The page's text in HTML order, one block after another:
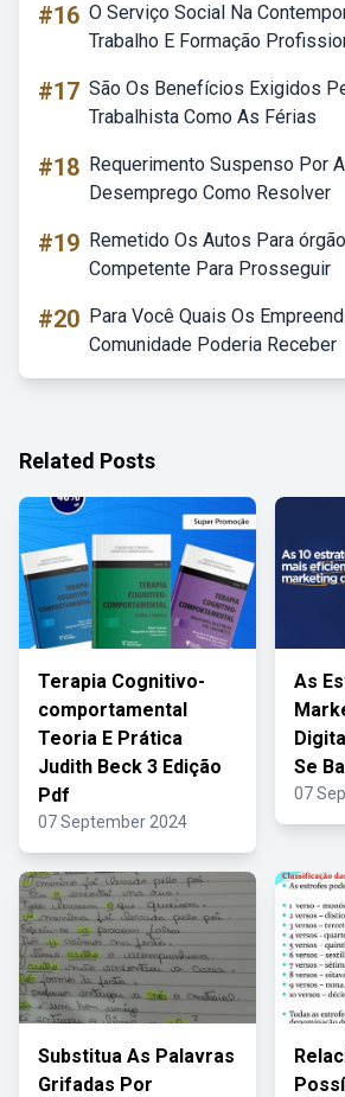
#16 O Serviço Social Na
Trabalho E Formação
#17 São Os Benefícios Exigidos
Trabalhista Como As Férias
#18 Requerimento Suspenso Por
Desemprego Como Resolver
#19 Remetido Os Autos Para
Competente Para Prosseguir
#20 Para Você Quais Os
Comunidade Poderia Receber
Related Posts
Terapia Cognitivo-
comportamental
Teoria E Prática
Judith Beck 3 Edição
Pdf
07 September 2024
As
Se
07
Substitua As Palavras
Grifadas Por